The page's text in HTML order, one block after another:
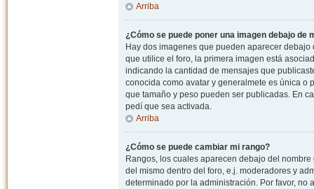
Arriba
¿Cómo se puede poner una imagen debajo de
Hay dos imagenes que pueden aparecer
que utilice el foro, la primera imagen está
indicando la cantidad de mensajes que
conocida como avatar y generalmete es única o
que tamaño y peso pueden ser publicadas. En
pedí que sea activada.
Arriba
¿Cómo se puede cambiar mi rango?
Rangos, los cuales aparecen debajo del
del mismo dentro del foro, e.j. moderadores y
determinado por la administración. Por favor,